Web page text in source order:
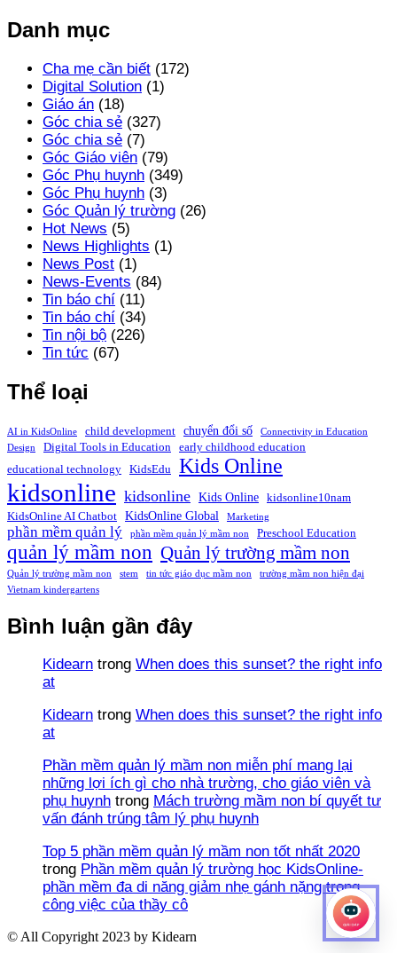
Danh mục
Cha mẹ cần biết (172)
Digital Solution (1)
Giáo án (18)
Góc chia sẻ (327)
Góc chia sẻ (7)
Góc Giáo viên (79)
Góc Phụ huynh (349)
Góc Phụ huynh (3)
Góc Quản lý trường (26)
Hot News (5)
News Highlights (1)
News Post (1)
News-Events (84)
Tin báo chí (11)
Tin báo chí (34)
Tin nội bộ (226)
Tin tức (67)
Thể loại
AI in KidsOnline child development chuyển đổi số
Connectivity in Education
Design
Digital Tools in Education
early childhood education
educational technology
KidsEdu Kids Online
kidsonline kidsonline Kids Online
kidsonline10nam
KidsOnline AI Chatbot
KidsOnline Global Marketing
phần mềm quản lý phần mềm quản lý mầm non Preschool Education
quản lý mầm non Quản lý trường mầm non
Quản lý trường mầm non stem tin tức giáo dục mầm non
trường mầm non hiện đại
Vietnam kindergartens
Bình luận gần đây
Kidearn trong When does this sunset? the right info
at
Kidearn trong When does this sunset? the right info
at
Phần mềm quản lý mầm non miễn phí mang lại
những lợi ích gì cho nhà trường, cho giáo viên và
phụ huynh trong Mách trường mầm non bí quyết tư
vấn đánh trúng tâm lý phụ huynh
Top 5 phần mềm quản lý mầm non tốt nhất 2020
trong Phần mềm quản lý trường học KidsOnline-
phần mềm đa di năng giảm nhẹ gánh nặng trong
công việc của thầy cô
© All Copyright 2023 by Kidearn